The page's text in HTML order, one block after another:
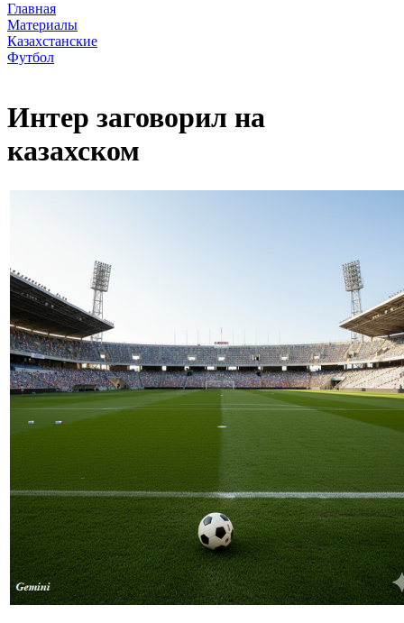
Главная
Материалы
Казахстанские
Футбол
Интер заговорил на
казахском